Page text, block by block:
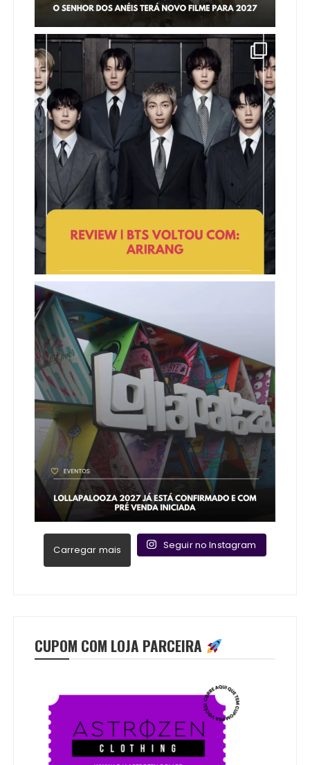
Carregar mais Seguir no Instagram
CUPOM COM LOJA PARCEIRA